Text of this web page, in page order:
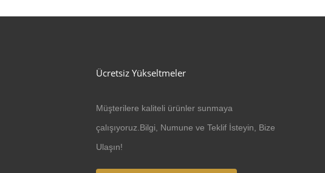
Ücretsiz Yükseltmeler
Müşterilere kaliteli ürünler sunmaya
çalışıyoruz.Bilgi, Numune ve Teklif İsteyin, Bize
Ulaşın!